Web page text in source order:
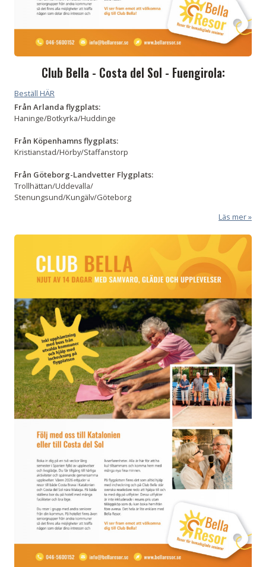
Club Bella - Costa del Sol - Fuengirola:
Beställ HÄR
Från Arlanda flygplats:
Haninge/Botkyrka/Huddinge
Från Köpenhamns flygplats:
Kristianstad/Hörby/Staffanstorp
Från Göteborg-Landvetter Flygplats:
Trollhättan/Uddevalla/
Stenungsund/Kungälv/Göteborg
Läs mer